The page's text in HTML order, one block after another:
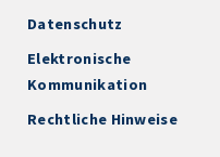
Datenschutz
Elektronische
Kommunikation
Rechtliche Hinweise